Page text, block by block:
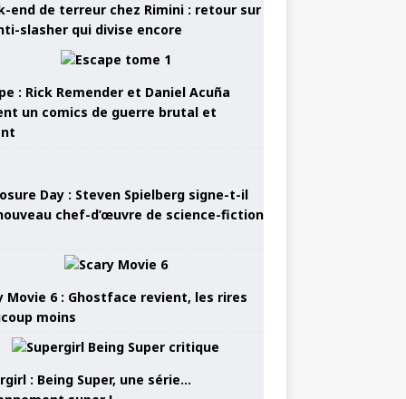
end de terreur chez Rimini : retour sur
slasher qui divise encore
: Rick Remender et Daniel Acuña
un comics de guerre brutal et
Day : Steven Spielberg signe-t-il
chef-d’œuvre de science-fiction
Movie 6 : Ghostface revient, les rires
moins
: Being Super, une série…